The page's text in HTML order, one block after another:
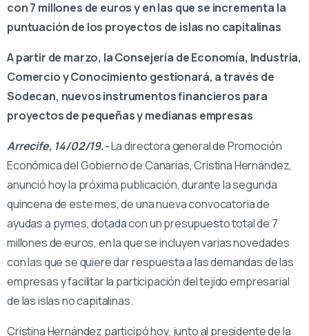
con 7 millones de euros y en las que se incrementa la
puntuación de los proyectos de islas no capitalinas
A partir de marzo, la Consejería de Economía, Industria,
Comercio y Conocimiento gestionará, a través de
Sodecan, nuevos instrumentos financieros para
proyectos de pequeñas y medianas empresas
Arrecife, 14/02/19.-La directora general de Promoción
Económica del Gobierno de Canarias, Cristina Hernández,
anunció hoy la próxima publicación, durante la segunda
quincena de este mes, de una nueva convocatoria de
ayudas a pymes, dotada con un presupuesto total de 7
millones de euros, en la que se incluyen varias novedades
con las que se quiere dar respuesta a las demandas de las
empresas y facilitar la participación del tejido empresarial
de las islas no capitalinas.
Cristina Hernández participó hoy, junto al presidente de la